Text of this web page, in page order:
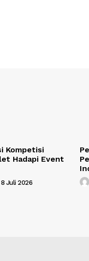
Kompetisi
Hadapi Event
8 Juli 2026